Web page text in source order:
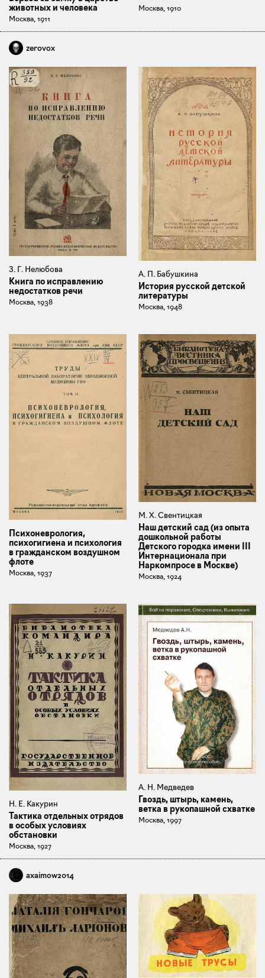
животных и человека
Москва, 1911
Москва, 1910
zerovox
З. Г. Нелюбова
Книга по исправлению
недостатков речи
Москва, 1938
А. П. Бабушкина
История русской детской
литературы
Москва, 1948
Психоневрология,
психогигиена и психология
в гражданском воздушном
флоте
Москва, 1937
М. Х. Свентицкая
Наш детский сад (из опыта
дошкольной работы
Детского городка имени III
Интернационала при
Наркомпросе в Москве)
Москва, 1924
Н. Е. Какурин
Тактика отдельных отрядов
в особых условиях
обстановки
Москва, 1927
А. Н. Медведев
Гвоздь, штырь, камень,
ветка в рукопашной схватке
Москва, 1997
axaimow2014